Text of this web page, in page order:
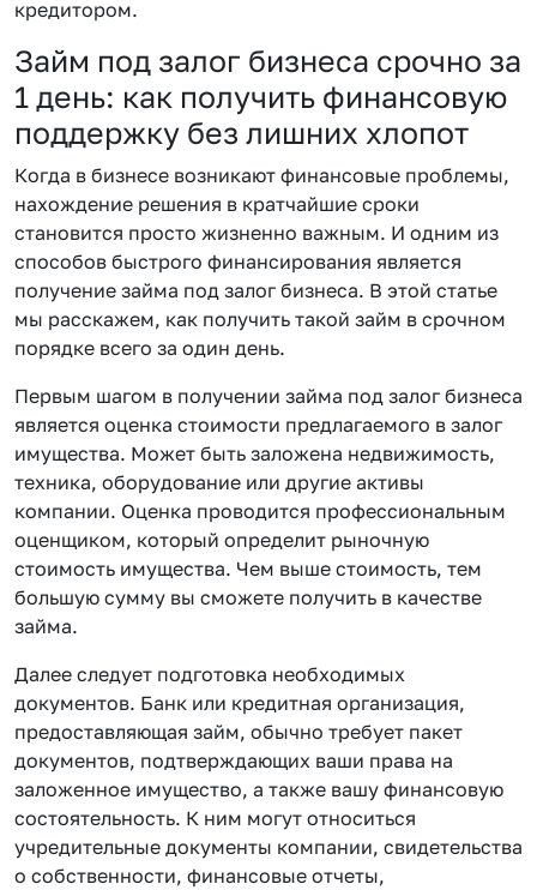
кредитором.
Займ под залог бизнеса срочно за
1 день: как получить финансовую
поддержку без лишних хлопот
Когда в бизнесе возникают финансовые проблемы,
нахождение решения в кратчайшие сроки
становится просто жизненно важным. И одним из
способов быстрого финансирования является
получение займа под залог бизнеса. В этой статье
мы расскажем, как получить такой займ в срочном
порядке всего за один день.
Первым шагом в получении займа под залог бизнеса
является оценка стоимости предлагаемого в залог
имущества. Может быть заложена недвижимость,
техника, оборудование или другие активы
компании. Оценка проводится профессиональным
оценщиком, который определит рыночную
стоимость имущества. Чем выше стоимость, тем
большую сумму вы сможете получить в качестве
займа.
Далее следует подготовка необходимых
документов. Банк или кредитная организация,
предоставляющая займ, обычно требует пакет
документов, подтверждающих ваши права на
заложенное имущество, а также вашу финансовую
состоятельность. К ним могут относиться
учредительные документы компании, свидетельства
о собственности, финансовые отчеты,